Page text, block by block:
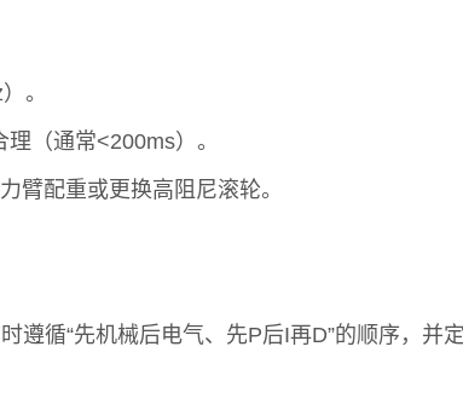
。
（通常<200ms）。
臂配重或更换高阻尼滚轮。
遵循“先机械后电气、先P后I再D”的顺序，并